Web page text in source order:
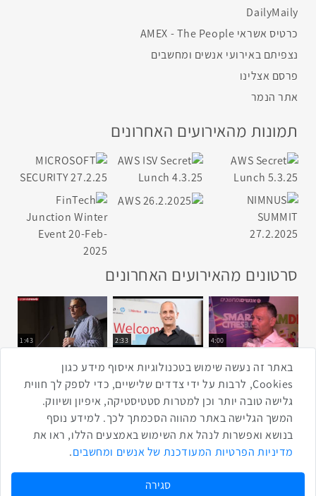
DailyMaily
כרטיס אשראי AMEX - The People
נצפיתם באירועי אנשים ומחשבים
פרסם אצלינו
אתר הנמר
תמונות מהאירועים האחרונים
סרטונים מהאירועים האחרונים
4:00
2:33
1:43
3:52
כנס RPA
1:14
כנס בינת יערות הכרמל
כנס F5
שתפו ברשת
שתף בטוויטרשתף בפייסבוק
שתף בלינקדאין
שתף בווטסאפ
שתף בטלגרם
באתר זה נעשה שימוש בטכנולוגיות איסוף מידע כגון
Cookies, לרבות על ידי צדדים שלישיים, כדי לספק לך חווית
גלישה טובה יותר וכן למטרות סטטיסטיקה, איפיון ושיווק.
המשך הגלישה באתר מהווה הסכמתך לכך. למידע נוסף
בנושא ואפשרות לנהל את השימוש באמצעים הללו, ראו את
מדיניות הפרטיות המעודכנת של אנשים ומחשבים.
סגירה